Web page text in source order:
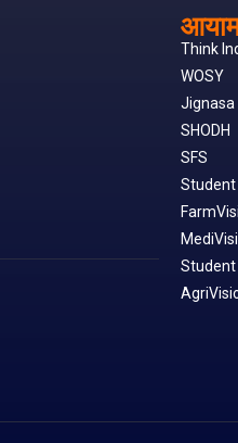
Think
WOSY
Jignasa
SHODH
SFS
Student
Student